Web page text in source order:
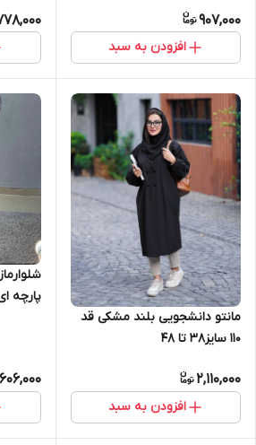
907,000
افزودن به سبد
مانتو دانشجویی بلند مشکی قد
۱۱۰ سایز۳۸ تا ۴۸
2,110,000
افزودن به سبد
پارچه